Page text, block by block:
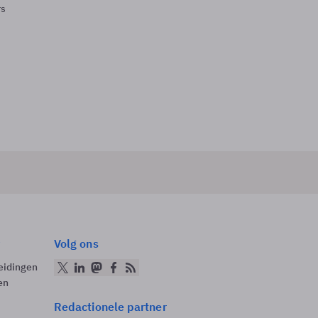
Volg ons
Redactionele partner